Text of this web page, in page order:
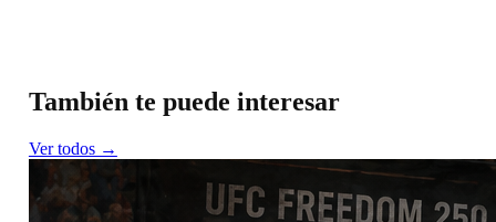
También te puede interesar
Ver todos →